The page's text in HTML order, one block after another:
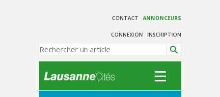
CONTACT ANNONCEURS
CONNEXION INSCRIPTION